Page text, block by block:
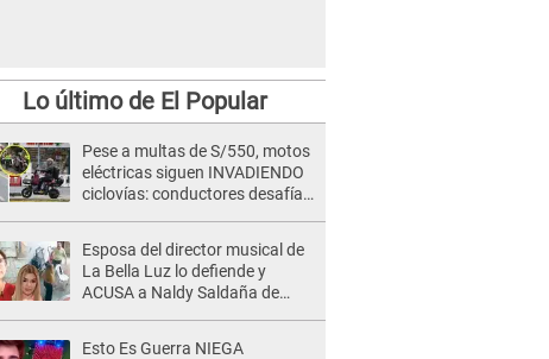
Lo último de El Popular
Pese a multas de S/550, motos
eléctricas siguen INVADIENDO
ciclovías: conductores desafían
Esposa del director musical de
La Bella Luz lo defiende y
ACUSA a Naldy Saldaña de
Esto Es Guerra NIEGA